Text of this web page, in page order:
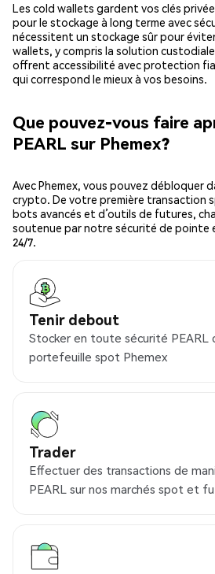
Les cold wallets gardent vos clés
pour le stockage à long terme avec
nécessitent un stockage sûr pour
wallets, y compris la solution custodiale
offrent accessibilité avec protection
qui correspond le mieux à vos besoins.
Que pouvez-vous faire
PEARL sur Phemex?
Avec Phemex, vous pouvez débloquer
crypto. De votre première transaction
bots avancés et d’outils de futures,
soutenue par notre sécurité de pointe
24/7.
Tenir debout
Stocker en toute sécurité PEARL
portefeuille spot Phemex
Trader
Effectuer des transactions de
PEARL sur nos marchés spot et